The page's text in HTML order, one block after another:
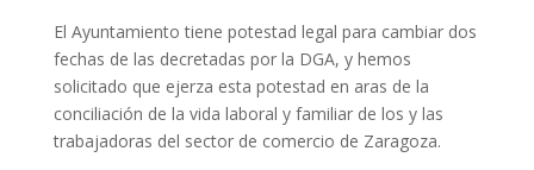
El Ayuntamiento tiene potestad legal para cambiar dos
fechas de las decretadas por la DGA, y hemos
solicitado que ejerza esta potestad en aras de la
conciliación de la vida laboral y familiar de los y las
trabajadoras del sector de comercio de Zaragoza.